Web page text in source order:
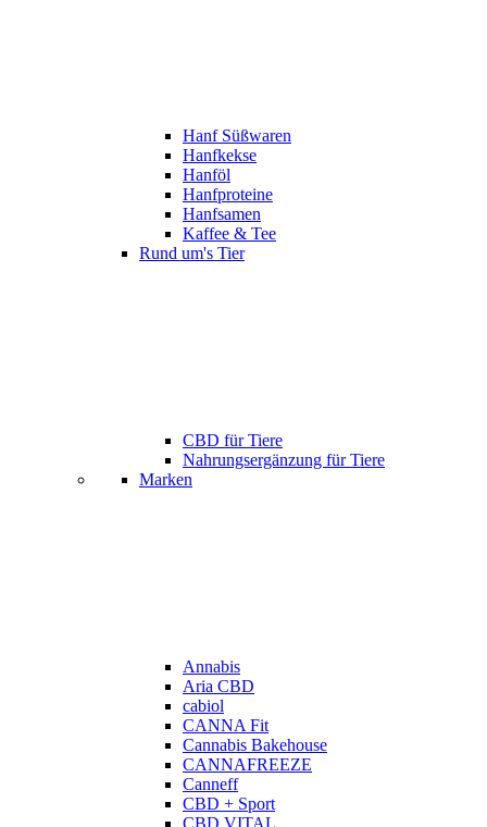
Hanf Süßwaren
Hanfkekse
Hanföl
Hanfproteine
Hanfsamen
Kaffee & Tee
Rund um's Tier
CBD für Tiere
Nahrungsergänzung für Tiere
Marken
Annabis
Aria CBD
cabiol
CANNA Fit
Cannabis Bakehouse
CANNAFREEZE
Canneff
CBD + Sport
CBD VITAL